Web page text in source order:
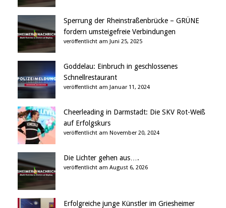
Sperrung der Rheinstraßenbrücke – GRÜNE
fordern umsteigefreie Verbindungen
veröffentlicht am Juni 25, 2025
Goddelau: Einbruch in geschlossenes
Schnellrestaurant
veröffentlicht am Januar 11, 2024
Cheerleading in Darmstadt: Die SKV Rot-Weiß
auf Erfolgskurs
veröffentlicht am November 20, 2024
Die Lichter gehen aus….
veröffentlicht am August 6, 2026
Erfolgreiche junge Künstler im Griesheimer